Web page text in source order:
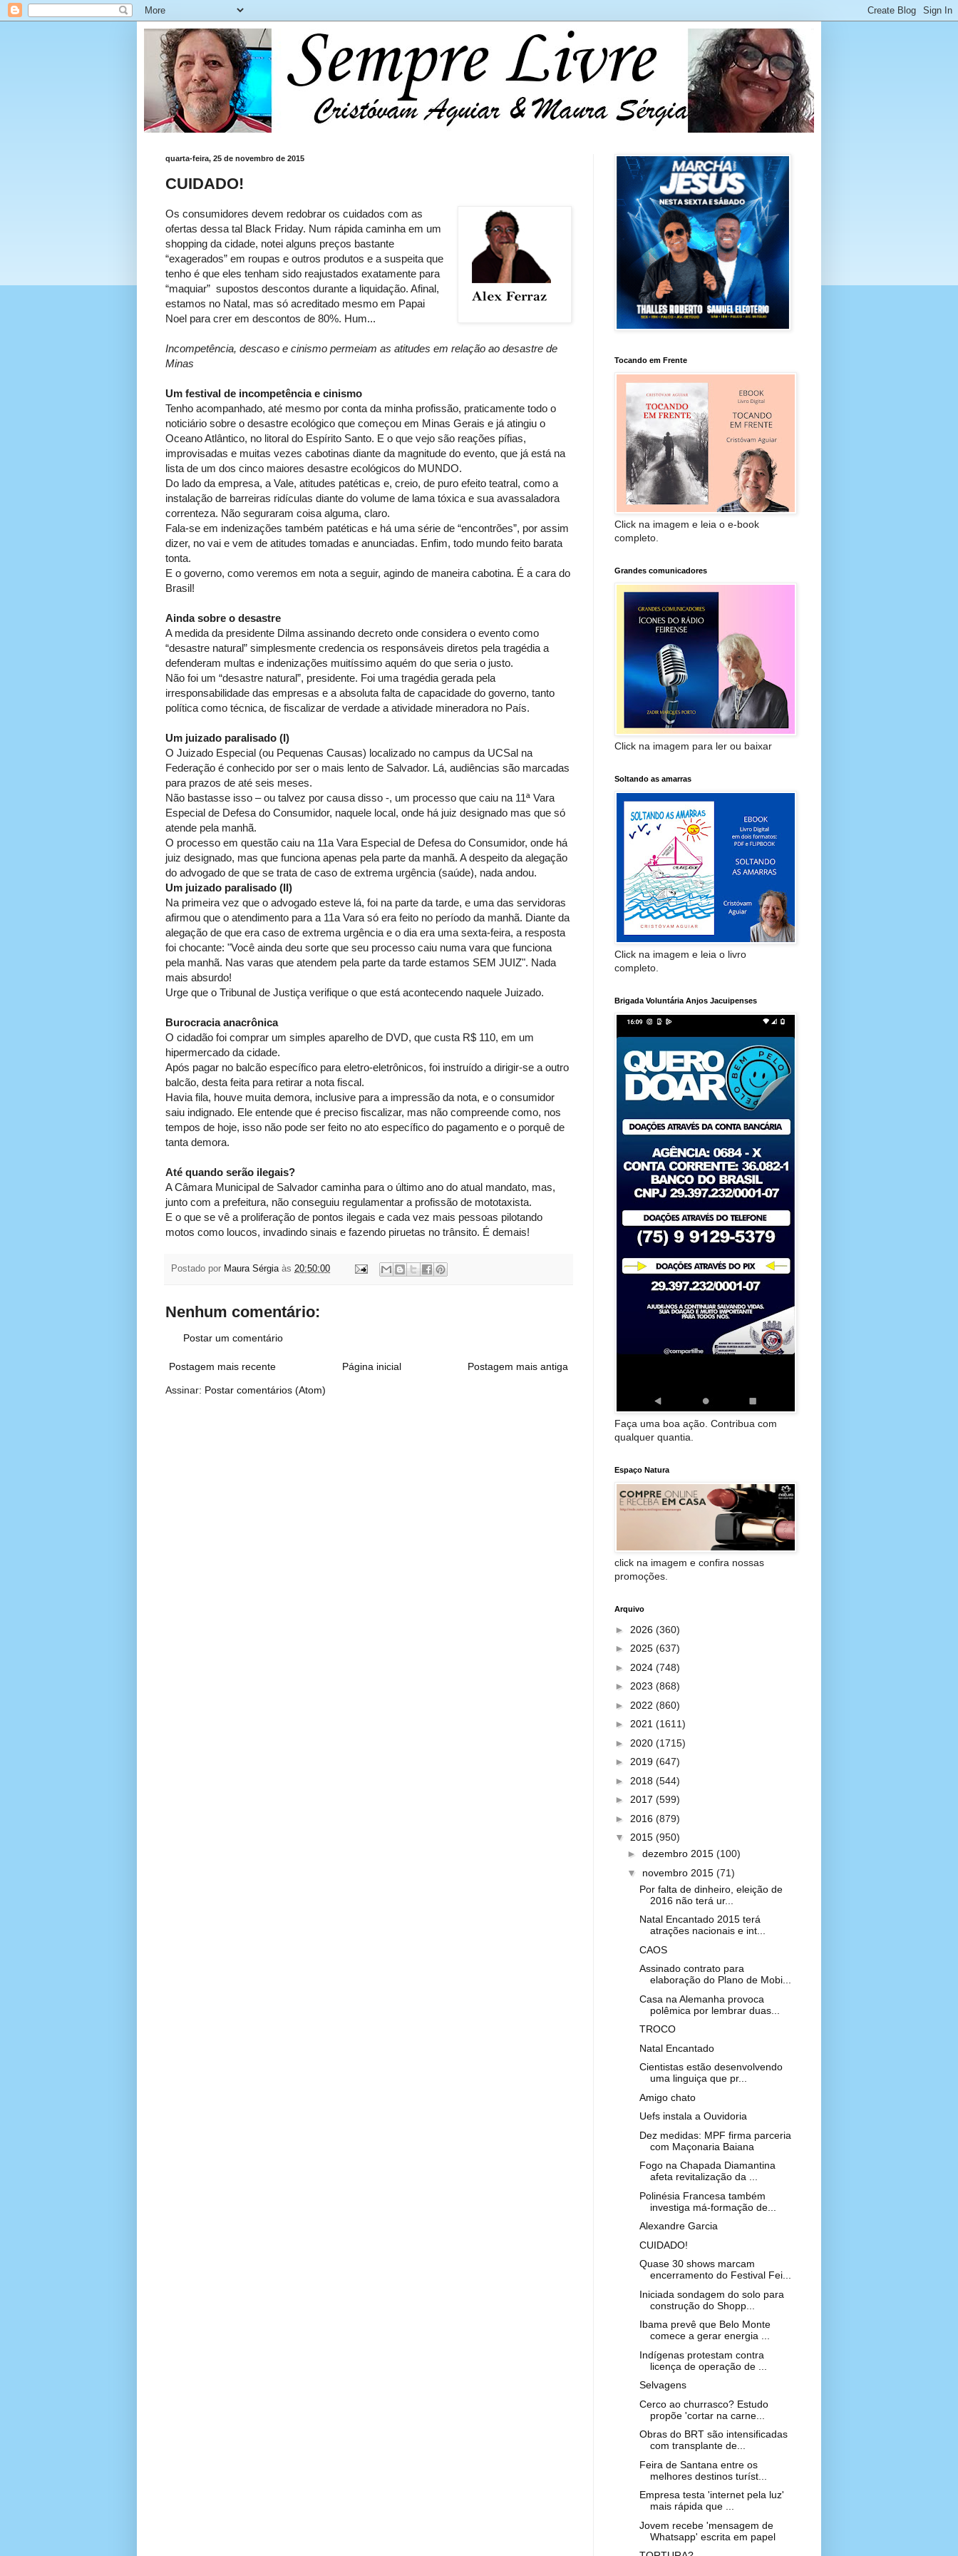
quarta-feira, 25 de novembro de 2015
CUIDADO!
Os consumidores devem redobrar os cuidados com as
ofertas dessa tal Black Friday. Num rápida caminha em um
shopping da cidade, notei alguns preços bastante
“exagerados” em roupas e outros produtos e a suspeita que
tenho é que eles tenham sido reajustados exatamente para
“maquiar” supostos descontos durante a liquidação. Afinal,
estamos no Natal, mas só acreditado mesmo em Papai
Noel para crer em descontos de 80%. Hum...
Incompetência, descaso e cinismo permeiam as atitudes em relação ao desastre de
Minas
Um festival de incompetência e cinismo
Tenho acompanhado, até mesmo por conta da minha profissão, praticamente todo o
noticiário sobre o desastre ecológico que começou em Minas Gerais e já atingiu o
Oceano Atlântico, no litoral do Espírito Santo. E o que vejo são reações pífias,
improvisadas e muitas vezes cabotinas diante da magnitude do evento, que já está na
lista de um dos cinco maiores desastre ecológicos do MUNDO.
Do lado da empresa, a Vale, atitudes patéticas e, creio, de puro efeito teatral, como a
instalação de barreiras ridículas diante do volume de lama tóxica e sua avassaladora
correnteza. Não seguraram coisa alguma, claro.
Fala-se em indenizações também patéticas e há uma série de “encontrões”, por assim
dizer, no vai e vem de atitudes tomadas e anunciadas. Enfim, todo mundo feito barata
tonta.
E o governo, como veremos em nota a seguir, agindo de maneira cabotina. É a cara do
Brasil!
Ainda sobre o desastre
A medida da presidente Dilma assinando decreto onde considera o evento como
“desastre natural” simplesmente credencia os responsáveis diretos pela tragédia a
defenderam multas e indenizações muitíssimo aquém do que seria o justo.
Não foi um “desastre natural”, presidente. Foi uma tragédia gerada pela
irresponsabilidade das empresas e a absoluta falta de capacidade do governo, tanto
política como técnica, de fiscalizar de verdade a atividade mineradora no País.
Um juizado paralisado (I)
O Juizado Especial (ou Pequenas Causas) localizado no campus da UCSal na
Federação é conhecido por ser o mais lento de Salvador. Lá, audiências são marcadas
para prazos de até seis meses.
Não bastasse isso – ou talvez por causa disso -, um processo que caiu na 11ª Vara
Especial de Defesa do Consumidor, naquele local, onde há juiz designado mas que só
atende pela manhã.
O processo em questão caiu na 11a Vara Especial de Defesa do Consumidor, onde há
juiz designado, mas que funciona apenas pela parte da manhã. A despeito da alegação
do advogado de que se trata de caso de extrema urgência (saúde), nada andou.
Um juizado paralisado (II)
Na primeira vez que o advogado esteve lá, foi na parte da tarde, e uma das servidoras
afirmou que o atendimento para a 11a Vara só era feito no período da manhã. Diante da
alegação de que era caso de extrema urgência e o dia era uma sexta-feira, a resposta
foi chocante: "Você ainda deu sorte que seu processo caiu numa vara que funciona
pela manhã. Nas varas que atendem pela parte da tarde estamos SEM JUIZ". Nada
mais absurdo!
Urge que o Tribunal de Justiça verifique o que está acontecendo naquele Juizado.
Burocracia anacrônica
O cidadão foi comprar um simples aparelho de DVD, que custa R$ 110, em um
hipermercado da cidade.
Após pagar no balcão específico para eletro-eletrônicos, foi instruído a dirigir-se a outro
balcão, desta feita para retirar a nota fiscal.
Havia fila, houve muita demora, inclusive para a impressão da nota, e o consumidor
saiu indignado. Ele entende que é preciso fiscalizar, mas não compreende como, nos
tempos de hoje, isso não pode ser feito no ato específico do pagamento e o porquê de
tanta demora.
Até quando serão ilegais?
A Câmara Municipal de Salvador caminha para o último ano do atual mandato, mas,
junto com a prefeitura, não conseguiu regulamentar a profissão de mototaxista.
E o que se vê a proliferação de pontos ilegais e cada vez mais pessoas pilotando
motos como loucos, invadindo sinais e fazendo piruetas no trânsito. É demais!
Postado por Maura Sérgia às 20:50:00
Nenhum comentário:
Postar um comentário
Postagem mais recente Postagem mais antiga
Página inicial
Assinar: Postar comentários (Atom)
Tocando em Frente
Click na imagem e leia o e-book
completo.
Grandes comunicadores
Click na imagem para ler ou baixar
Soltando as amarras
Click na imagem e leia o livro
completo.
Brigada Voluntária Anjos Jacuipenses
Faça uma boa ação. Contribua com
qualquer quantia.
Espaço Natura
click na imagem e confira nossas
promoções.
Arquivo
► 2026 (360)
► 2025 (637)
► 2024 (748)
► 2023 (868)
► 2022 (860)
► 2021 (1611)
► 2020 (1715)
► 2019 (647)
► 2018 (544)
► 2017 (599)
► 2016 (879)
▼ 2015 (950)
► dezembro 2015 (100)
▼ novembro 2015 (71)
Por falta de dinheiro, eleição de
2016 não terá ur...
Natal Encantado 2015 terá
atrações nacionais e int...
CAOS
Assinado contrato para
elaboração do Plano de Mobi...
Casa na Alemanha provoca
polêmica por lembrar duas...
TROCO
Natal Encantado
Cientistas estão desenvolvendo
uma linguiça que pr...
Amigo chato
Uefs instala a Ouvidoria
Dez medidas: MPF firma parceria
com Maçonaria Baiana
Fogo na Chapada Diamantina
afeta revitalização da ...
Polinésia Francesa também
investiga má-formação de...
Alexandre Garcia
CUIDADO!
Quase 30 shows marcam
encerramento do Festival Fei...
Iniciada sondagem do solo para
construção do Shopp...
Ibama prevê que Belo Monte
comece a gerar energia ...
Indígenas protestam contra
licença de operação de ...
Selvagens
Cerco ao churrasco? Estudo
propõe 'cortar na carne...
Obras do BRT são intensificadas
com transplante de...
Feira de Santana entre os
melhores destinos turíst...
Empresa testa 'internet pela luz'
mais rápida que ...
Jovem recebe 'mensagem de
Whatsapp' escrita em papel